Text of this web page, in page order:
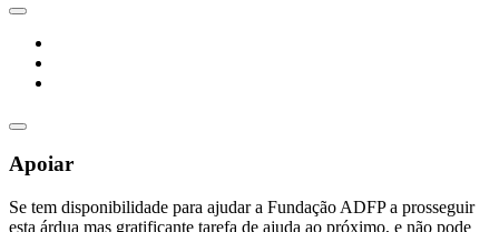
Apoiar
Se tem disponibilidade para ajudar a Fundação ADFP a prosseguir
esta árdua mas gratificante tarefa de ajuda ao próximo, e não pode